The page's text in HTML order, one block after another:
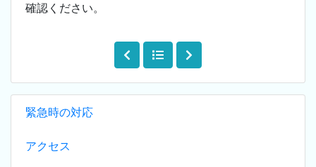
緊急時の対応
アクセス
確認ください。